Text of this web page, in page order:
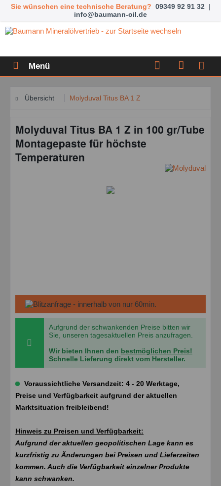
Sie wünschen eine technische Beratung? 09349 92 91 32 |
info@baumann-oil.de
Menü
Übersicht Molyduval Titus BA 1 Z
Molyduval Titus BA 1 Z in 100 gr/Tube
Montagepaste für höchste
Temperaturen
Aufgrund der schwankenden Preise bitten wir
Sie, unseren tagesaktuellen Preis anzufragen.
Wir bieten Ihnen den bestmöglichen Preis!
Schnelle Lieferung direkt vom Hersteller.
Voraussichtliche Versandzeit: 4 - 20 Werktage,
Preise und Verfügbarkeit aufgrund der aktuellen
Marktsituation freibleibend!
Hinweis zu Preisen und Verfügbarkeit:
Aufgrund der aktuellen geopolitischen Lage kann es
kurzfristig zu Änderungen bei Preisen und Lieferzeiten
kommen. Auch die Verfügbarkeit einzelner Produkte
kann schwanken.